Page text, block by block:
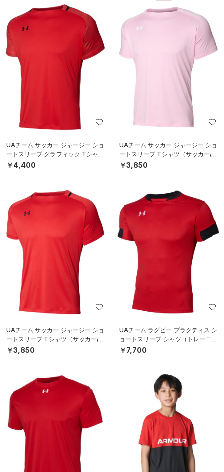
UAチーム サッカー ジャージー ショ
ートスリーブ グラフィック Tシャツ
（サッカー/MEN）
￥4,400
UAチーム サッカー ジャージー ショ
ートスリーブ Tシャツ（サッカー/M
EN）
￥3,850
UAチーム サッカー ジャージー ショ
ートスリーブ Tシャツ（サッカー/M
EN）
￥3,850
UAチーム ラグビー プラクティス シ
ョートスリーブ シャツ（トレーニン
グ/MEN）
￥7,700